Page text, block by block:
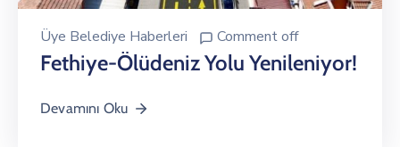
Üye Belediye Haberleri Comment off
Fethiye-Ölüdeniz Yolu Yenileniyor!
Devamını Oku